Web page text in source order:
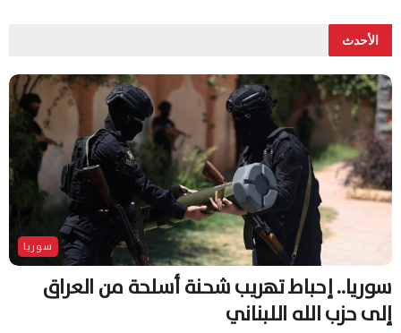
الأحدث
سوريا
سوريا.. إحباط تهريب شحنة أسلحة من العراق
إلى حزب الله اللبناني